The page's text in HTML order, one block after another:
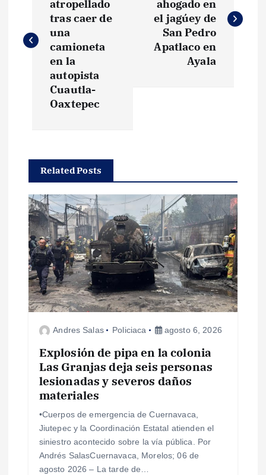
e
ó
n
d
e
e
atropellado
tras caer de
una
camioneta
en la
autopista
Cuautla-
Oaxtepec
ahogado en
el jagúey de
San Pedro
Apatlaco en
Ayala
Related Posts
Andres Salas Policiaca agosto 6, 2026
Explosión de pipa en la colonia
Las Granjas deja seis personas
lesionadas y severos daños
materiales
•Cuerpos de emergencia de Cuernavaca,
Jiutepec y la Coordinación Estatal atienden el
siniestro acontecido sobre la vía pública. Por
Andrés SalasCuernavaca, Morelos; 06 de
agosto 2026 – La tarde de…